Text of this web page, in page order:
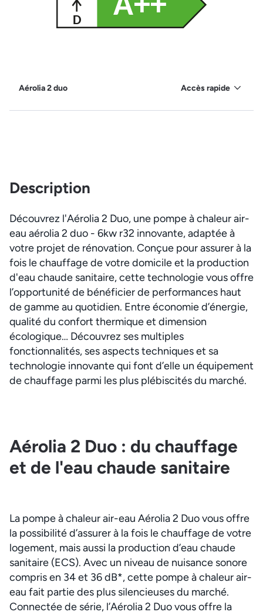
Aérolia 2 duo Accès rapide
Description
Découvrez l'Aérolia 2 Duo, une pompe à chaleur air-
eau aérolia 2 duo - 6kw r32 innovante, adaptée à
votre projet de rénovation. Conçue pour assurer à la
fois le chauffage de votre domicile et la production
d'eau chaude sanitaire, cette technologie vous offre
l’opportunité de bénéficier de performances haut
de gamme au quotidien. Entre économie d’énergie,
qualité du confort thermique et dimension
écologique… Découvrez ses multiples
fonctionnalités, ses aspects techniques et sa
technologie innovante qui font d’elle un équipement
de chauffage parmi les plus plébiscités du marché.
Aérolia 2 Duo : du chauffage
et de l'eau chaude sanitaire
La pompe à chaleur air-eau Aérolia 2 Duo vous offre
la possibilité d’assurer à la fois le chauffage de votre
logement, mais aussi la production d’eau chaude
sanitaire (ECS). Avec un niveau de nuisance sonore
compris en 34 et 36 dB*, cette pompe à chaleur air-
eau fait partie des plus silencieuses du marché.
Connectée de série, l’Aérolia 2 Duo vous offre la